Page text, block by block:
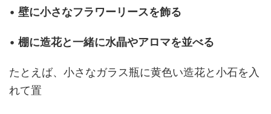
• 壁に小さなフラワーリースを飾る
• 棚に造花と一緒に水晶やアロマを並べる
たとえば、小さなガラス瓶に黄色い造花と小石を入
れて置